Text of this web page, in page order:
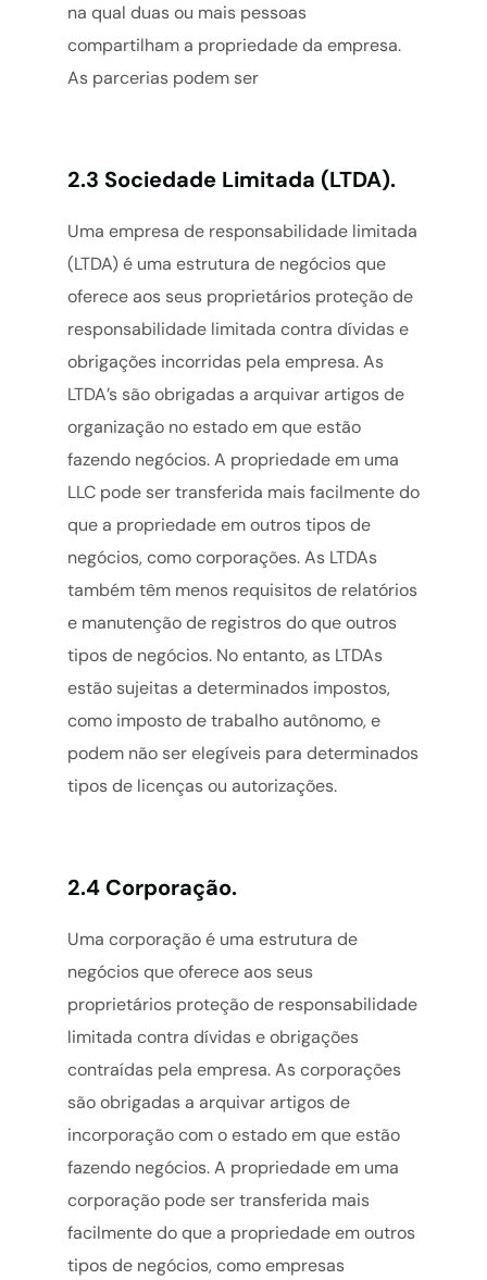
na qual duas ou mais pessoas
compartilham a propriedade da empresa.
As parcerias podem ser
2.3 Sociedade Limitada (LTDA).
Uma empresa de responsabilidade limitada
(LTDA) é uma estrutura de negócios que
oferece aos seus proprietários proteção de
responsabilidade limitada contra dívidas e
obrigações incorridas pela empresa. As
LTDA’s são obrigadas a arquivar artigos de
organização no estado em que estão
fazendo negócios. A propriedade em uma
LLC pode ser transferida mais facilmente do
que a propriedade em outros tipos de
negócios, como corporações. As LTDAs
também têm menos requisitos de relatórios
e manutenção de registros do que outros
tipos de negócios. No entanto, as LTDAs
estão sujeitas a determinados impostos,
como imposto de trabalho autônomo, e
podem não ser elegíveis para determinados
tipos de licenças ou autorizações.
2.4 Corporação.
Uma corporação é uma estrutura de
negócios que oferece aos seus
proprietários proteção de responsabilidade
limitada contra dívidas e obrigações
contraídas pela empresa. As corporações
são obrigadas a arquivar artigos de
incorporação com o estado em que estão
fazendo negócios. A propriedade em uma
corporação pode ser transferida mais
facilmente do que a propriedade em outros
tipos de negócios, como empresas